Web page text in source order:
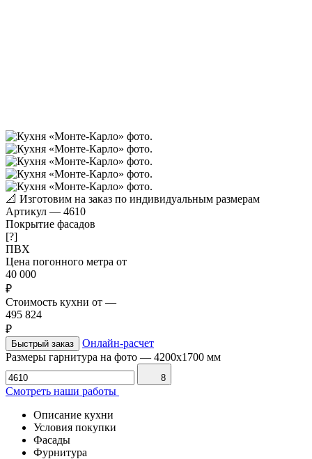
📐 Изготовим на заказ по индивидуальным размерам
Артикул — 4610
Покрытие фасадов
[?]
ПВХ
Цена погонного метра от
40 000
₽
Стоимость кухни от —
495 824
₽
Быстрый заказ
Онлайн-расчет
Размеры гарнитура на фото — 4200х1700 мм
8
Смотреть наши работы
Описание кухни
Условия покупки
Фасады
Фурнитура